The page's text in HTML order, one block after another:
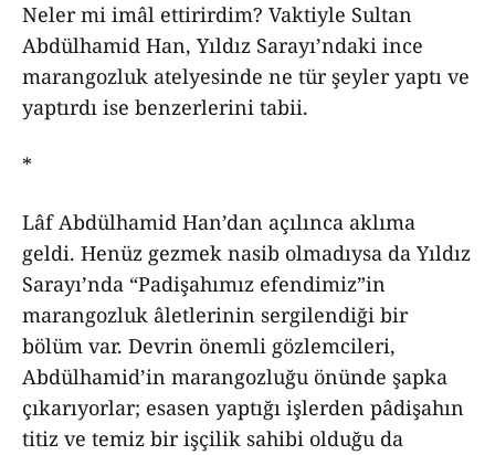
Neler mi imâl ettirirdim? Vaktiyle Sultan
Abdülhamid Han, Yıldız Sarayı’ndaki ince
marangozluk atelyesinde ne tür şeyler yaptı ve
yaptırdı ise benzerlerini tabii.
*
Lâf Abdülhamid Han’dan açılınca aklıma
geldi. Henüz gezmek nasib olmadıysa da Yıldız
Sarayı’nda “Padişahımız efendimiz”in
marangozluk âletlerinin sergilendiği bir
bölüm var. Devrin önemli gözlemcileri,
Abdülhamid’in marangozluğu önünde şapka
çıkarıyorlar; esasen yaptığı işlerden pâdişahın
titiz ve temiz bir işçilik sahibi olduğu da